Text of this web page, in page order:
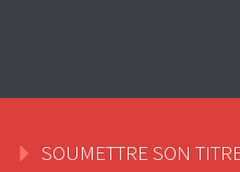
SOUMETTRE SON